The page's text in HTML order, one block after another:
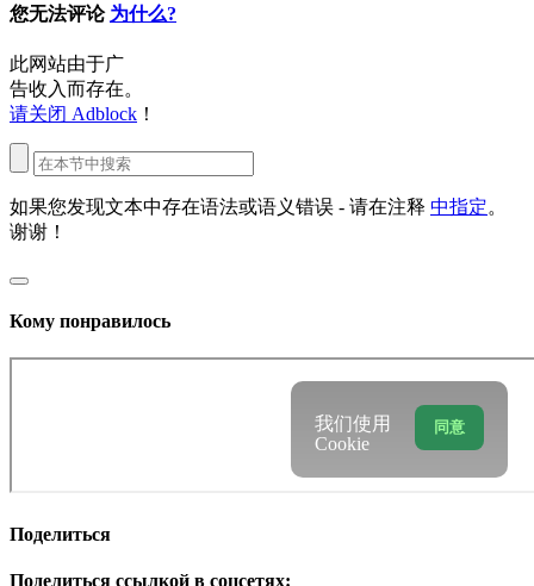
您无法评论 为什么?
此网站由于广
告收入而存在。
请关闭 Adblock ！
如果您发现文本中存在语法或语义错误 - 请在注释 中指定。
谢谢！
Кому понравилось
Поделиться
Поделиться ссылкой в соцсетях:
同意
我们使用
Cookie